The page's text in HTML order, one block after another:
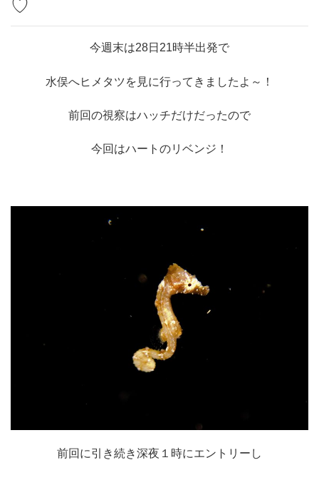
♡
今週末は28日21時半出発で
水俣へヒメタツを見に行ってきましたよ～！
前回の視察はハッチだけだったので
今回はハートのリベンジ！
前回に引き続き深夜１時にエントリーし